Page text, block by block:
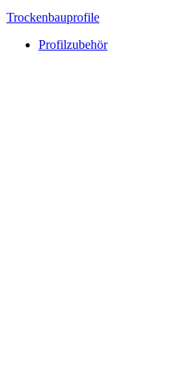
Trockenbauprofile
Profilzubehör